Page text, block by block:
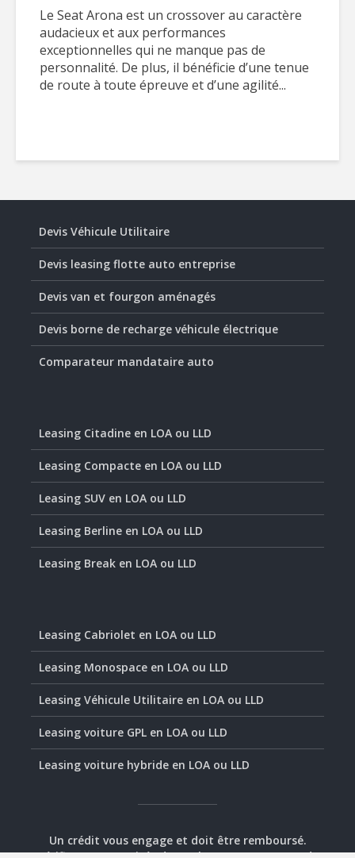
Le Seat Arona est un crossover au caractère
audacieux et aux performances
exceptionnelles qui ne manque pas de
personnalité. De plus, il bénéficie d’une tenue
de route à toute épreuve et d’une agilité...
Devis Véhicule Utilitaire
Devis leasing flotte auto entreprise
Devis van et fourgon aménagés
Devis borne de recharge véhicule électrique
Comparateur mandataire auto
Leasing Citadine en LOA ou LLD
Leasing Compacte en LOA ou LLD
Leasing SUV en LOA ou LLD
Leasing Berline en LOA ou LLD
Leasing Break en LOA ou LLD
Leasing Cabriolet en LOA ou LLD
Leasing Monospace en LOA ou LLD
Leasing Véhicule Utilitaire en LOA ou LLD
Leasing voiture GPL en LOA ou LLD
Leasing voiture hybride en LOA ou LLD
Un crédit vous engage et doit être remboursé.